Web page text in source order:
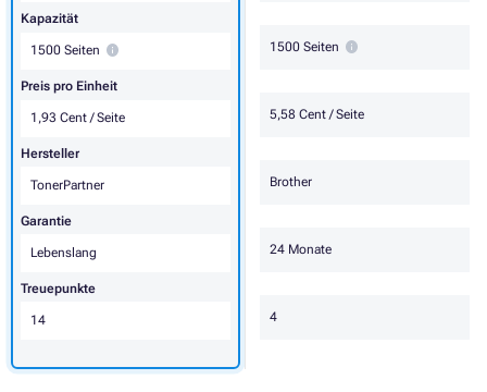
1500 Seiten
5,58 Cent / Seite
Brother
24 Monate
4
Kapazität
1500 Seiten
Preis pro Einheit
1,93 Cent / Seite
Hersteller
TonerPartner
Garantie
Lebenslang
Treuepunkte
14